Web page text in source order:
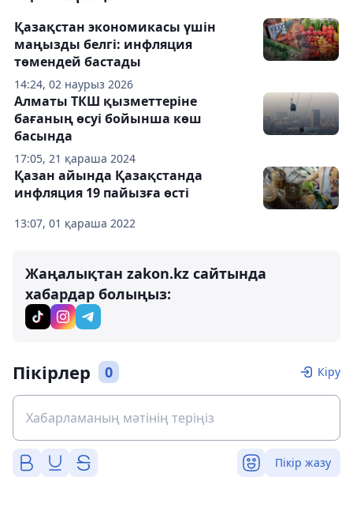
14:24, 02 наурыз 2026
Қазақстан экономикасы үшін
маңызды белгі: инфляция
төмендей бастады
17:05, 21 қараша 2024
Алматы ТКШ қызметтеріне
бағаның өсуі бойынша көш
басында
13:07, 01 қараша 2022
Қазан айында Қазақстанда
инфляция 19 пайызға өсті
Жаңалықтан zakon.kz сайтында
хабардар болыңыз:
Пікірлер 0 Кіру
Пікір жазу